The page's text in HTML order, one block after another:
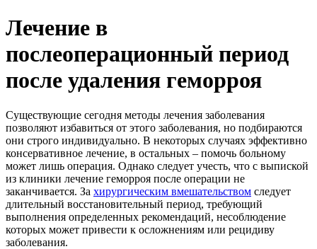
Лечение в
послеоперационный период
после удаления геморроя
Существующие сегодня методы лечения заболевания
позволяют избавиться от этого заболевания, но подбираются
они строго индивидуально. В некоторых случаях эффективно
консервативное лечение, в остальных – помочь больному
может лишь операция. Однако следует учесть, что с выпиской
из клиники лечение геморроя после операции не
заканчивается. За хирургическим вмешательством следует
длительный восстановительный период, требующий
выполнения определенных рекомендаций, несоблюдение
которых может привести к осложнениям или рецидиву
заболевания.